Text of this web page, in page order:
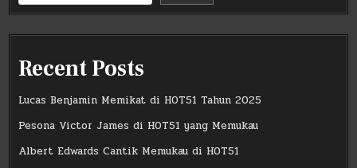
Recent Posts
Lucas Benjamin Memikat di HOT51 Tahun 2025
Pesona Victor James di HOT51 yang Memukau
Albert Edwards Cantik Memukau di HOT51